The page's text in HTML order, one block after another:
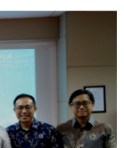
perwakilan
Eko
kunjungan
Mesin Gas
kelistrikan di
menjaga